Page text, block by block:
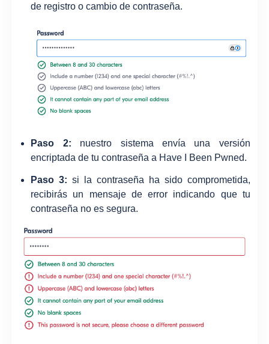
de registro o cambio de contraseña.
Paso 2: nuestro sistema envía una versión
encriptada de tu contraseña a Have I Been Pwned.
Paso 3: si la contraseña ha sido comprometida,
recibirás un mensaje de error indicando que tu
contraseña no es segura.